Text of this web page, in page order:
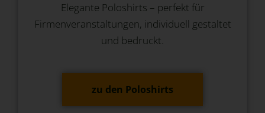
Elegante Poloshirts – perfekt für
Firmenveranstaltungen, individuell gestaltet
und bedruckt.
zu den Poloshirts